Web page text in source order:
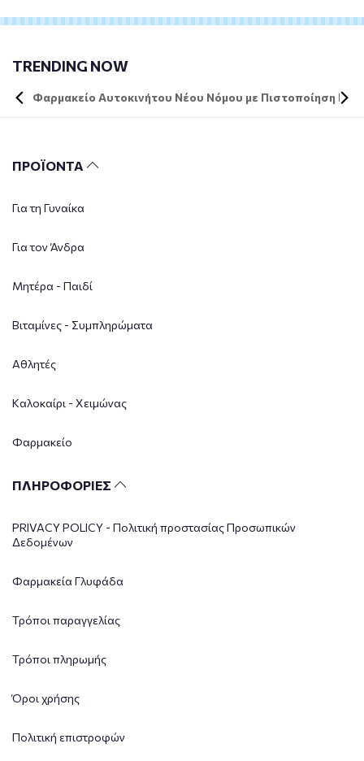
TRENDING NOW
Φαρμακείο Αυτοκινήτου Νέου Νόμου με Πιστοποίηση DIN
ΠΡΟΪΟΝΤΑ
Για τη Γυναίκα
Για τον Άνδρα
Μητέρα - Παιδί
Βιταμίνες - Συμπληρώματα
Αθλητές
Καλοκαίρι - Χειμώνας
Φαρμακείο
ΠΛΗΡΟΦΟΡΙΕΣ
PRIVACY POLICY - Πολιτική προστασίας Προσωπικών
Δεδομένων
Φαρμακεία Γλυφάδα
Τρόποι παραγγελίας
Τρόποι πληρωμής
Όροι χρήσης
Πολιτική επιστροφών